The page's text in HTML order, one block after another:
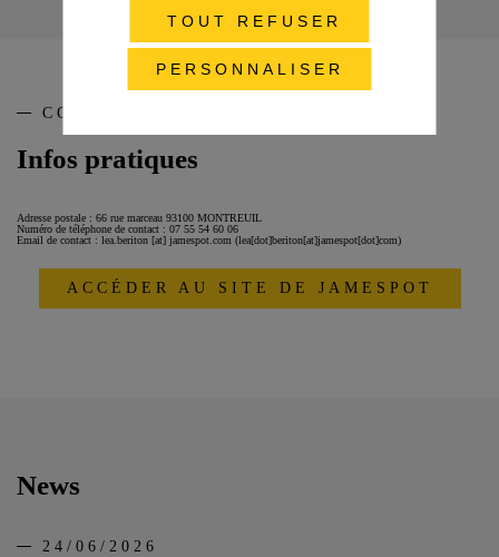
Infos pratiques
CONTACT
Adresse postale : 66 rue marceau 93100 MONTREUIL
Numéro de téléphone de contact : 07 55 54 60 06
Email de contact : lea.beriton [at] jamespot.com (lea[dot]beriton[at]jamespot[dot]com)
ACCÉDER AU SITE DE JAMESPOT
News
24/06/2026
TOUT REFUSER
PERSONNALISER